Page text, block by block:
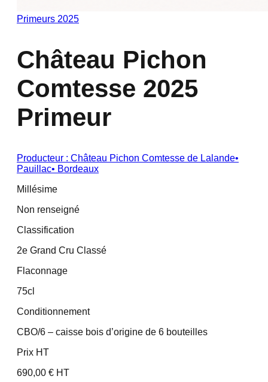
Primeurs 2025
Château Pichon
Comtesse 2025
Primeur
Producteur : Château Pichon Comtesse de Lalande•
Pauillac• Bordeaux
Millésime
Non renseigné
Classification
2e Grand Cru Classé
Flaconnage
75cl
Conditionnement
CBO/6 – caisse bois d’origine de 6 bouteilles
Prix HT
690,00 € HT